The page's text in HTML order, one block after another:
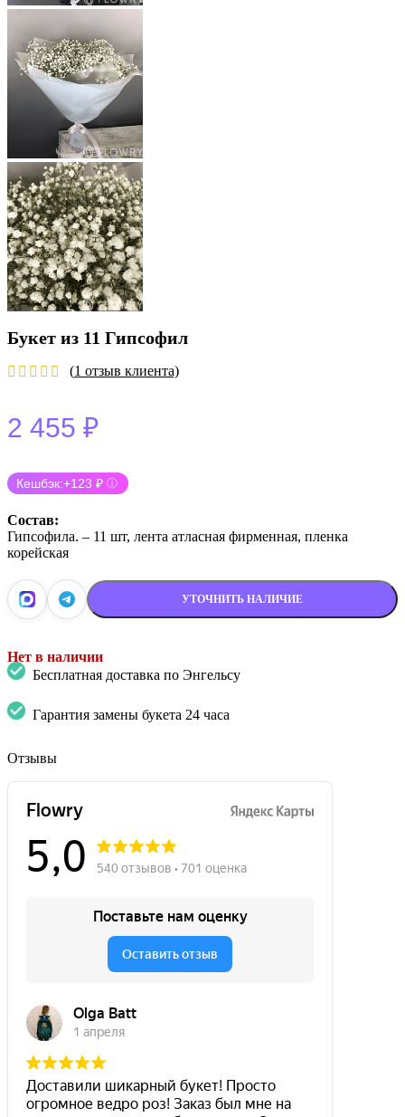
Букет из 11 Гипсофил
(1 отзыв клиента)
2 455 ₽
Кешбэк:+123 ₽ ⓘ
Состав:
Гипсофила. – 11 шт, лента атласная фирменная, пленка
корейская
УТОЧНИТЬ НАЛИЧИЕ
Нет в наличии
Бесплатная доставка по Энгельсу
Гарантия замены букета 24 часа
Отзывы